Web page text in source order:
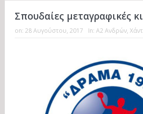
Σπουδαίες μεταγραφικές
on: 28 Αυγούστου, 2017 In: Α2 Ανδρών,